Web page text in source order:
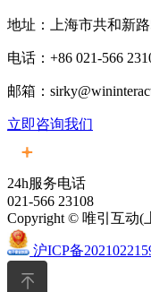
地址：上海市共和新
电话：+86 021-566
邮箱：
立即咨询我们
24h服务电话
021-566 23108
Copyright © 唯引互动(
沪ICP备